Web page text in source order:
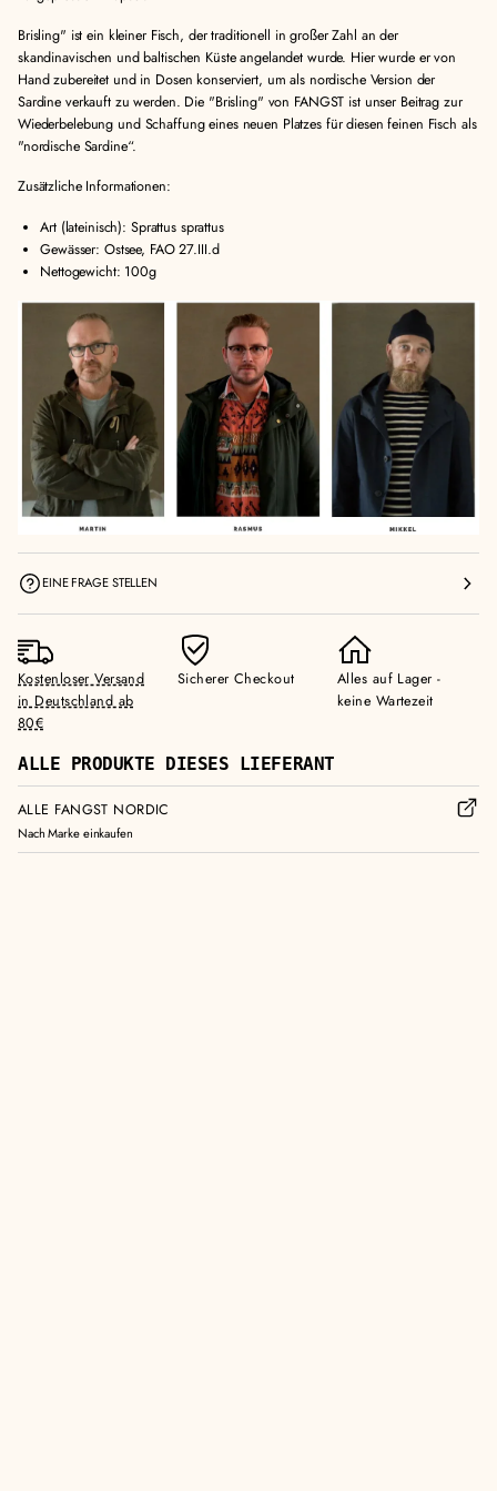
Brisling" ist ein kleiner Fisch, der traditionell in großer Zahl an der
skandinavischen und baltischen Küste angelandet wurde. Hier wurde er von
Hand zubereitet und in Dosen konserviert, um als nordische Version der
Sardine verkauft zu werden. Die "Brisling" von FANGST ist unser Beitrag zur
Wiederbelebung und Schaffung eines neuen Platzes für diesen feinen Fisch als
"nordische Sardine“.
Zusätzliche Informationen:
Art (lateinisch): Sprattus sprattus
Gewässer: Ostsee, FAO 27.III.d
Nettogewicht: 100g
EINE FRAGE STELLEN
Kostenloser Versand
in Deutschland ab
80€
Sicherer Checkout
Alles auf Lager -
keine Wartezeit
ALLE PRODUKTE DIESES LIEFERANT
ALLE FANGST NORDIC
Nach Marke einkaufen